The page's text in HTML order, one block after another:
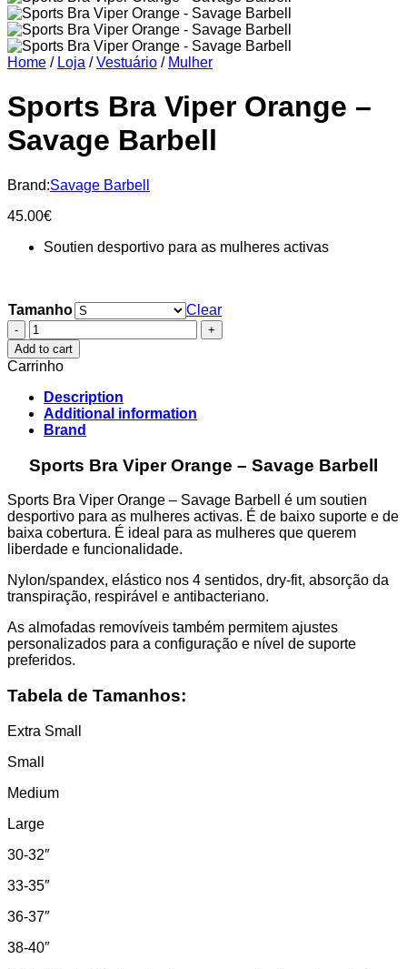
Home / Loja / Vestuário / Mulher
Sports Bra Viper Orange –
Savage Barbell
Brand:Savage Barbell
45.00€
Soutien desportivo para as mulheres activas
Tamanho
Clear
Sports
Bra
Viper
Orange
-
Savage
Barbell
quantity
Add to cart
Carrinho
Description
Additional information
Brand
Sports Bra Viper Orange – Savage Barbell
Sports Bra Viper Orange – Savage Barbell é um soutien
desportivo para as mulheres activas. É de baixo suporte e de
baixa cobertura. É ideal para as mulheres que querem
liberdade e funcionalidade.
Nylon/spandex, elástico nos 4 sentidos, dry-fit, absorção da
transpiração, respirável e antibacteriano.
As almofadas removíveis também permitem ajustes
personalizados para a configuração e nível de suporte
preferidos.
Tabela de Tamanhos:
Extra Small
Small
Medium
Large
30-32″
33-35″
36-37″
38-40″